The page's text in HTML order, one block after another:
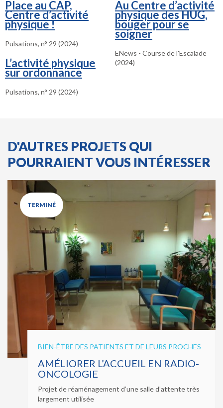
Place au CAP,
Centre d’activité
physique !
Pulsations, n° 29 (2024)
L’activité physique
sur ordonnance
Pulsations, n° 29 (2024)
Au Centre d’activité
physique des HUG,
bouger pour se
soigner
ENews - Course de l'Escalade
(2024)
D'AUTRES PROJETS QUI
POURRAIENT VOUS INTÉRESSER
TERMINÉ
BIEN-ÊTRE DES PATIENTS ET DE LEURS PROCHES
AMÉLIORER L’ACCUEIL EN RADIO-
ONCOLOGIE
Projet de réaménagement d’une salle d’attente très
largement utilisée